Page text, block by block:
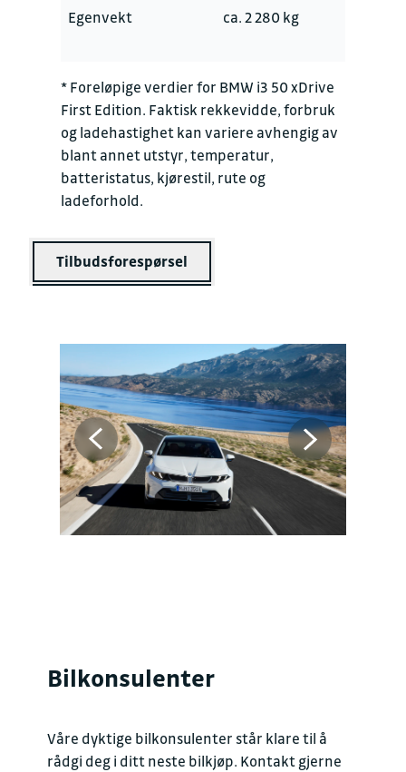
Egenvekt ca. 2 280 kg
* Foreløpige verdier for BMW i3 50 xDrive
First Edition. Faktisk rekkevidde, forbruk
og ladehastighet kan variere avhengig av
blant annet utstyr, temperatur,
batteristatus, kjørestil, rute og
ladeforhold.
Tilbudsforespørsel
Bilkonsulenter
Våre dyktige bilkonsulenter står klare til å
rådgi deg i ditt neste bilkjøp. Kontakt gjerne